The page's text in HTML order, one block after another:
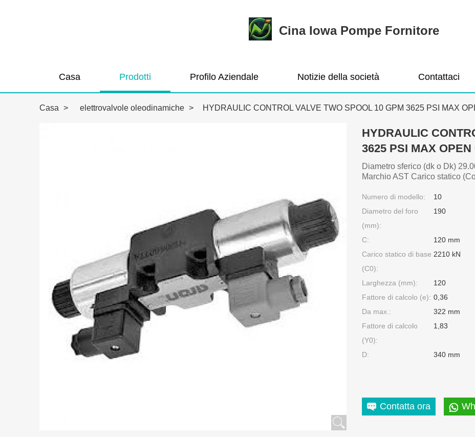
Cina Iowa Pompe Fornitore
Casa Prodotti Profilo Aziendale Notizie della società Contattaci
Casa > elettrovalvole oleodinamiche > HYDRAULIC CONTROL VALVE TWO SPOOL 10 GPM 3625 PSI MAX
HYDRAULIC
3625 PSI MAX OPEN
Diametro sferico (dk o Dk)
Marchio AST Carico statico
Numero di modello:
10
Diametro del foro
(mm):
190
C:
120 mm
Carico statico di base
(C0):
2210 kN
Larghezza (mm):
120
Fattore di calcolo (e): 0,36
Da max.:
322 mm
Fattore di calcolo
(Y0):
1,83
D: 340 mm
Contatta ora